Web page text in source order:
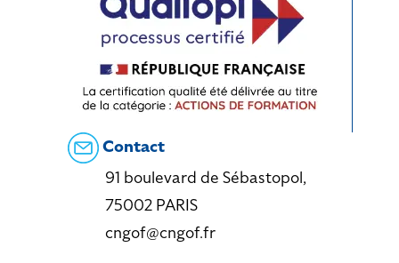
Contact
91 boulevard de Sébastopol,
75002 PARIS
cngof@cngof.fr